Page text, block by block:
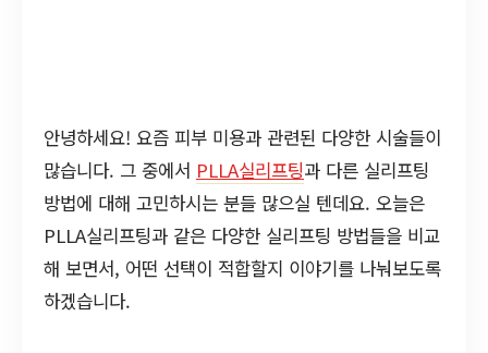
안녕하세요! 요즘 피부 미용과 관련된 다양한 시술들이
많습니다. 그 중에서 PLLA실리프팅과 다른 실리프팅
방법에 대해 고민하시는 분들 많으실 텐데요. 오늘은
PLLA실리프팅과 같은 다양한 실리프팅 방법들을 비교
해 보면서, 어떤 선택이 적합할지 이야기를 나눠보도록
하겠습니다.